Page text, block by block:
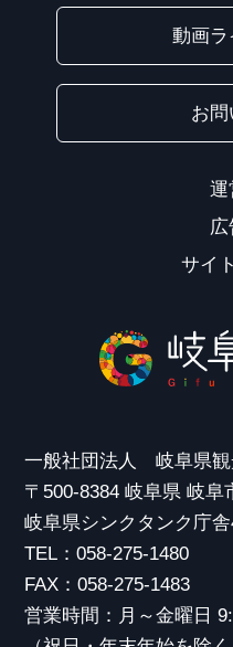
動画ラ
お
運
サイ
一般社団法人 岐阜県観
〒500-8384 岐阜県 岐阜
岐阜県シンクタンク庁
TEL：058-275-1480
FAX：058-275-1483
営業時間：月～金曜日